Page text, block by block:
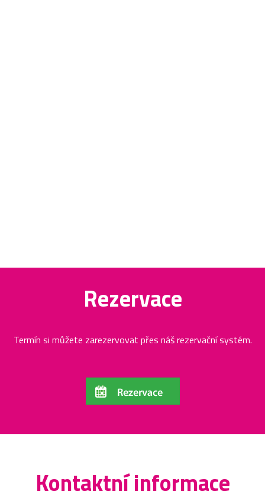
Rezervace
Termín si můžete zarezervovat přes náš rezervační systém.
Kontaktní informace